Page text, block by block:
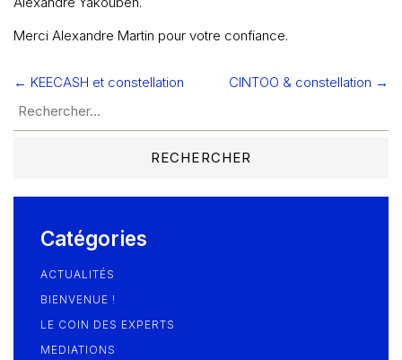
Blog
Merci Alexandre Martin pour votre confiance.
Navigation
de
← KEECASH et constellation CINTOO & constellation →
Catégories
ACTUALITÉS
BIENVENUE !
LE COIN DES EXPERTS
MEDIATIONS